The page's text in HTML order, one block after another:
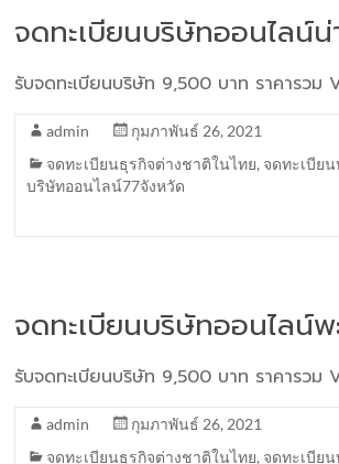
จดทะเบียนบริษัทออนไลน์น่
รับจดทะเบียนบริษัท 9,500 บาท ราคารวม
admin
กุมภาพันธ์ 26, 2021
จดทะเบียนธุรกิจต่างชาติในไทย, จดทะเบีย
บริษัทออนไลน์77จังหวัด
จดทะเบียนบริษัทออนไลน์พ
รับจดทะเบียนบริษัท 9,500 บาท ราคารวม
admin
กุมภาพันธ์ 26, 2021
จดทะเบียนธุรกิจต่างชาติในไทย, จดทะเบีย